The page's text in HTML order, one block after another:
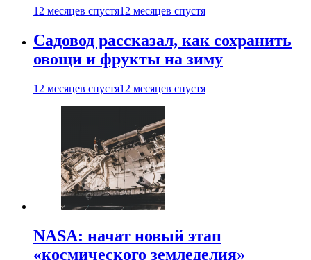
12 месяцев спустя12 месяцев спустя
Садовод рассказал, как сохранить
овощи и фрукты на зиму
12 месяцев спустя12 месяцев спустя
NASA: начат новый этап
«космического земледелия»